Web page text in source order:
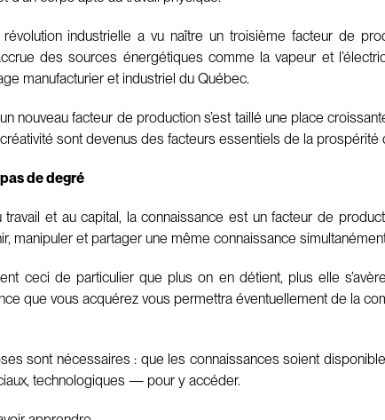
industrielle a vu naître un troisième facteur de
des sources énergétiques comme la vapeur et
manufacturier et industriel du Québec.
nouveau facteur de production s’est taillé une place
sont devenus des facteurs essentiels de la prospérité
de degré
et au capital, la connaissance est un facteur de
manipuler et partager une même connaissance
ceci de particulier que plus on en détient, plus elle
que vous acquérez vous permettra éventuellement de la
sont nécessaires : que les connaissances soient
technologiques — pour y accéder.